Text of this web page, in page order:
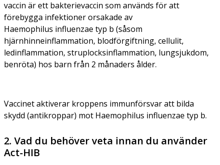
vaccin är ett bakterievaccin som används för att
förebygga infektioner orsakade av
Haemophilus influenzae typ b (såsom
hjärnhinneinflammation, blodförgiftning, cellulit,
ledinflammation, struplocksinflammation, lungsjukdom,
benröta) hos barn från 2 månaders ålder.
Vaccinet aktiverar kroppens immunförsvar att bilda
skydd (antikroppar) mot Haemophilus influenzae typ b.
2. Vad du behöver veta innan du använder
Act-HIB